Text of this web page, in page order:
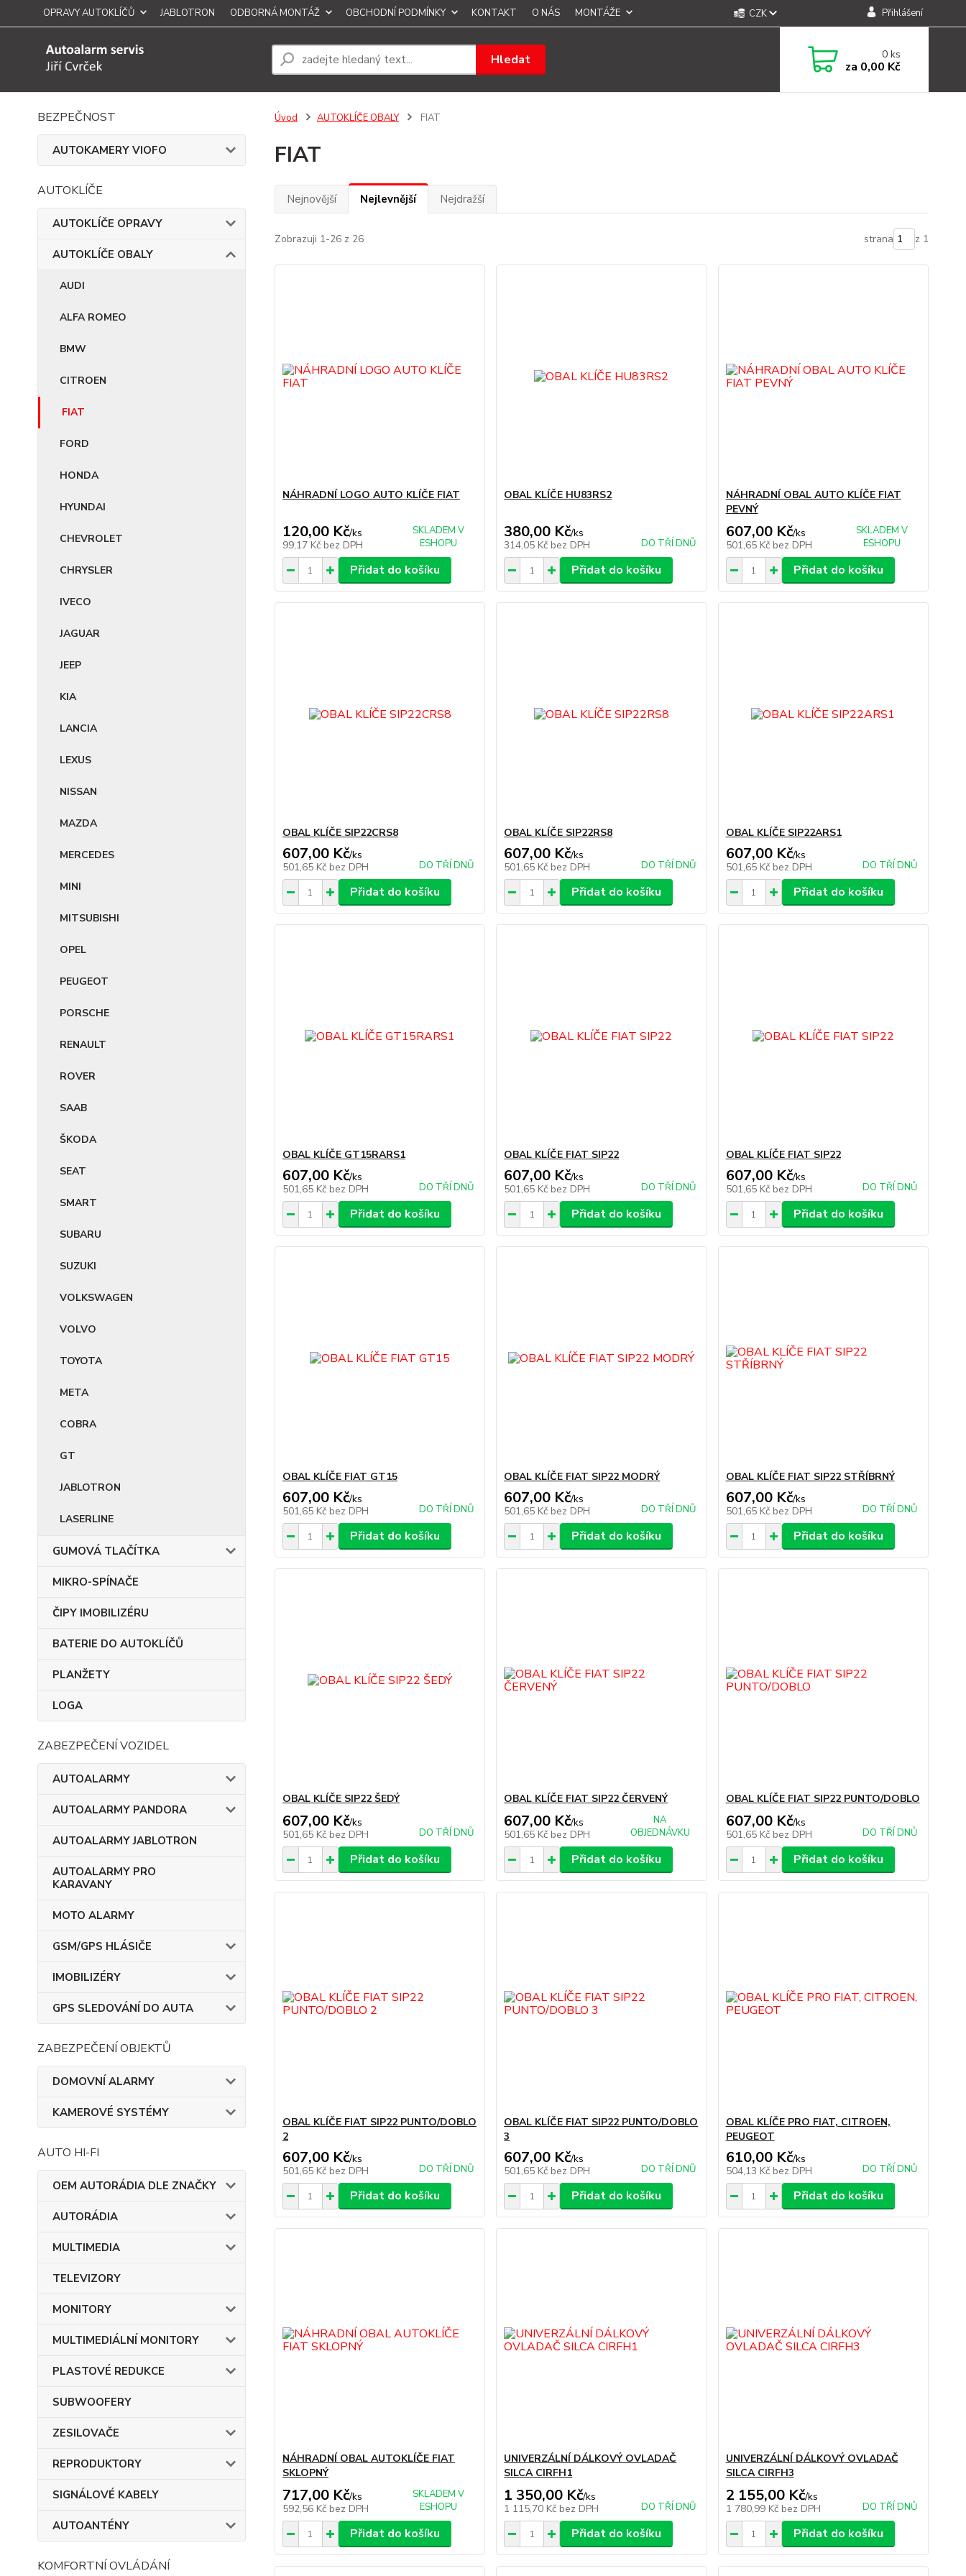
OPRAVY AUTOKLÍČŮ JABLOTRON ODBORNÁ MONTÁŽ OBCHODNÍ PODMÍNKY KONTAKT O NÁS MONTÁŽE CZK Přihlášení
Hledat 0ks
za 0,00 Kč
BEZPEČNOST
AUTOKAMERY VIOFO
AUTOKLÍČE
AUTOKLÍČE OPRAVY
AUTOKLÍČE OBALY
AUDI
ALFA ROMEO
BMW
CITROEN
FIAT
FORD
HONDA
HYUNDAI
CHEVROLET
CHRYSLER
IVECO
JAGUAR
JEEP
KIA
LANCIA
LEXUS
NISSAN
MAZDA
MERCEDES
MINI
MITSUBISHI
OPEL
PEUGEOT
PORSCHE
RENAULT
ROVER
SAAB
ŠKODA
SEAT
SMART
SUBARU
SUZUKI
VOLKSWAGEN
VOLVO
TOYOTA
META
COBRA
GT
JABLOTRON
LASERLINE
GUMOVÁ TLAČÍTKA
MIKRO-SPÍNAČE
ČIPY IMOBILIZÉRU
BATERIE DO AUTOKLÍČŮ
PLANŽETY
LOGA
ZABEZPEČENÍ VOZIDEL
AUTOALARMY
AUTOALARMY PANDORA
AUTOALARMY JABLOTRON
AUTOALARMY PRO
KARAVANY
MOTO ALARMY
GSM/GPS HLÁSIČE
IMOBILIZÉRY
GPS SLEDOVÁNÍ DO AUTA
ZABEZPEČENÍ OBJEKTŮ
DOMOVNÍ ALARMY
KAMEROVÉ SYSTÉMY
AUTO HI-FI
OEM AUTORÁDIA DLE ZNAČKY
AUTORÁDIA
MULTIMEDIA
TELEVIZORY
MONITORY
MULTIMEDIÁLNÍ MONITORY
PLASTOVÉ REDUKCE
SUBWOOFERY
ZESILOVAČE
REPRODUKTORY
SIGNÁLOVÉ KABELY
AUTOANTÉNY
KOMFORTNÍ OVLÁDÁNÍ
Úvod AUTOKLÍČE OBALY FIAT
FIAT
Nejnovější Nejlevnější Nejdražší
Zobrazuji 1-26 z 26 strana z 1
NÁHRADNÍ LOGO AUTO KLÍČE FIAT
120,00 Kč/ks
99,17 Kč bez DPH
SKLADEM V
ESHOPU
Přidat do košíku
OBAL KLÍČE HU83RS2
380,00 Kč/ks
314,05 Kč bez DPH DO TŘÍ DNŮ
Přidat do košíku
NÁHRADNÍ OBAL AUTO KLÍČE FIAT
PEVNÝ
607,00 Kč/ks
501,65 Kč bez DPH
SKLADEM V
ESHOPU
Přidat do košíku
OBAL KLÍČE SIP22CRS8
607,00 Kč/ks
501,65 Kč bez DPH DO TŘÍ DNŮ
Přidat do košíku
OBAL KLÍČE SIP22RS8
607,00 Kč/ks
501,65 Kč bez DPH DO TŘÍ DNŮ
Přidat do košíku
OBAL KLÍČE SIP22ARS1
607,00 Kč/ks
501,65 Kč bez DPH DO TŘÍ DNŮ
Přidat do košíku
OBAL KLÍČE GT15RARS1
607,00 Kč/ks
501,65 Kč bez DPH DO TŘÍ DNŮ
Přidat do košíku
OBAL KLÍČE FIAT SIP22
607,00 Kč/ks
501,65 Kč bez DPH DO TŘÍ DNŮ
Přidat do košíku
OBAL KLÍČE FIAT SIP22
607,00 Kč/ks
501,65 Kč bez DPH DO TŘÍ DNŮ
Přidat do košíku
OBAL KLÍČE FIAT GT15
607,00 Kč/ks
501,65 Kč bez DPH DO TŘÍ DNŮ
Přidat do košíku
OBAL KLÍČE FIAT SIP22 MODRÝ
607,00 Kč/ks
501,65 Kč bez DPH DO TŘÍ DNŮ
Přidat do košíku
OBAL KLÍČE FIAT SIP22 STŘÍBRNÝ
607,00 Kč/ks
501,65 Kč bez DPH DO TŘÍ DNŮ
Přidat do košíku
OBAL KLÍČE SIP22 ŠEDÝ
607,00 Kč/ks
501,65 Kč bez DPH DO TŘÍ DNŮ
Přidat do košíku
OBAL KLÍČE FIAT SIP22 ČERVENÝ
607,00 Kč/ks
501,65 Kč bez DPH
NA
OBJEDNÁVKU
Přidat do košíku
OBAL KLÍČE FIAT SIP22 PUNTO/DOBLO
607,00 Kč/ks
501,65 Kč bez DPH DO TŘÍ DNŮ
Přidat do košíku
OBAL KLÍČE FIAT SIP22 PUNTO/DOBLO
2
607,00 Kč/ks
501,65 Kč bez DPH DO TŘÍ DNŮ
Přidat do košíku
OBAL KLÍČE FIAT SIP22 PUNTO/DOBLO
3
607,00 Kč/ks
501,65 Kč bez DPH DO TŘÍ DNŮ
Přidat do košíku
OBAL KLÍČE PRO FIAT, CITROEN,
PEUGEOT
610,00 Kč/ks
504,13 Kč bez DPH DO TŘÍ DNŮ
Přidat do košíku
NÁHRADNÍ OBAL AUTOKLÍČE FIAT
SKLOPNÝ
717,00 Kč/ks
592,56 Kč bez DPH
SKLADEM V
ESHOPU
Přidat do košíku
UNIVERZÁLNÍ DÁLKOVÝ OVLADAČ
SILCA CIRFH1
1 350,00 Kč/ks
1 115,70 Kč bez DPH DO TŘÍ DNŮ
Přidat do košíku
UNIVERZÁLNÍ DÁLKOVÝ OVLADAČ
SILCA CIRFH3
2 155,00 Kč/ks
1 780,99 Kč bez DPH DO TŘÍ DNŮ
Přidat do košíku